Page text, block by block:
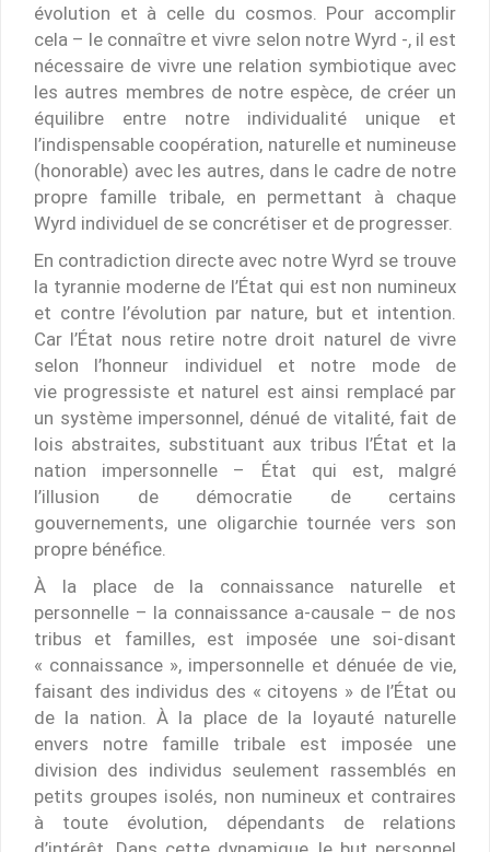
évolution et à celle du cosmos. Pour accomplir
cela – le connaître et vivre selon notre Wyrd -, il est
nécessaire de vivre une relation symbiotique avec
les autres membres de notre espèce, de créer un
équilibre entre notre individualité unique et
l’indispensable coopération, naturelle et numineuse
(honorable) avec les autres, dans le cadre de notre
propre famille tribale, en permettant à chaque
Wyrd individuel de se concrétiser et de progresser.
En contradiction directe avec notre Wyrd se trouve
la tyrannie moderne de l’État qui est non numineux
et contre l’évolution par nature, but et intention.
Car l’État nous retire notre droit naturel de vivre
selon l’honneur individuel et notre mode de
vie progressiste et naturel est ainsi remplacé par
un système impersonnel, dénué de vitalité, fait de
lois abstraites, substituant aux tribus l’État et la
nation impersonnelle – État qui est, malgré
l’illusion de démocratie de certains
gouvernements, une oligarchie tournée vers son
propre bénéfice.
À la place de la connaissance naturelle et
personnelle – la connaissance a-causale – de nos
tribus et familles, est imposée une soi-disant
« connaissance », impersonnelle et dénuée de vie,
faisant des individus des « citoyens » de l’État ou
de la nation. À la place de la loyauté naturelle
envers notre famille tribale est imposée une
division des individus seulement rassemblés en
petits groupes isolés, non numineux et contraires
à toute évolution, dépendants de relations